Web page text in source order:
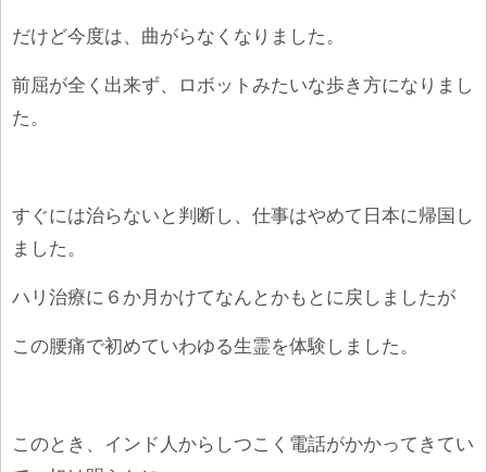
だけど今度は、曲がらなくなりました。
前屈が全く出来ず、ロボットみたいな歩き方になりまし
た。
すぐには治らないと判断し、仕事はやめて日本に帰国し
ました。
ハリ治療に６か月かけてなんとかもとに戻しましたが
この腰痛で初めていわゆる生霊を体験しました。
このとき、インド人からしつこく電話がかかってきてい